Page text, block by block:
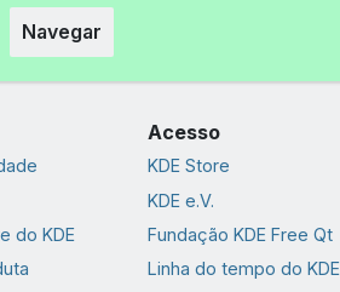
Navegar
do KDE
Acesso
KDE Store
KDE e.V.
Fundação KDE Free Qt
Linha do tempo do KDE